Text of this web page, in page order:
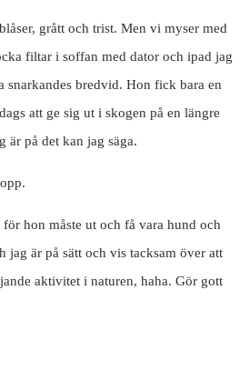
grått och trist. Men vi myser med
filtar i soffan med dator och ipad jag
snarkandes bredvid. Hon fick bara en
att ge sig ut i skogen på en längre
är på det kan jag säga.
hon måste ut och få vara hund och
jag är på sätt och vis tacksam över att
aktivitet i naturen, haha. Gör gott